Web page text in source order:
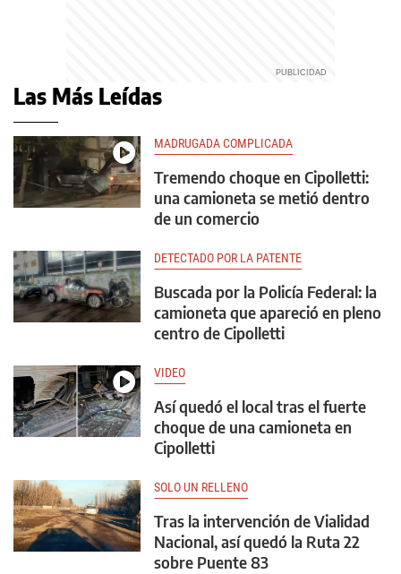
Las Más Leídas
MADRUGADA COMPLICADA
Tremendo choque en Cipolletti:
una camioneta se metió dentro
de un comercio
DETECTADO POR LA PATENTE
Buscada por la Policía Federal: la
camioneta que apareció en pleno
centro de Cipolletti
VIDEO
Así quedó el local tras el fuerte
choque de una camioneta en
Cipolletti
SOLO UN RELLENO
Tras la intervención de Vialidad
Nacional, así quedó la Ruta 22
sobre Puente 83